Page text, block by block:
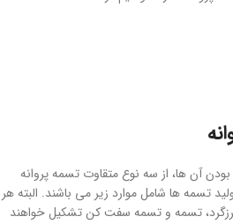
آن ها، از سه نوع متقاوت تسمه پروانه
تسمه ها شامل موارد زیر می باشند. البته هر
تسمه و تسمه سفت کن تشکیل خواهند